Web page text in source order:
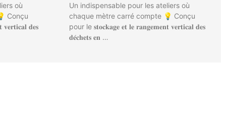
où
Conçu
𝐝𝐞𝐬
Un indispensable pour les ateliers où
chaque mètre carré compte 💡 Conçu
pour le 𝐬𝐭𝐨𝐜𝐤𝐚𝐠𝐞 𝐞𝐭 𝐥𝐞 𝐫𝐚𝐧𝐠𝐞𝐦𝐞𝐧𝐭 𝐯𝐞𝐫𝐭𝐢𝐜𝐚𝐥 𝐝𝐞𝐬
𝐝𝐞́𝐜𝐡𝐞𝐭𝐬 𝐞𝐧 …